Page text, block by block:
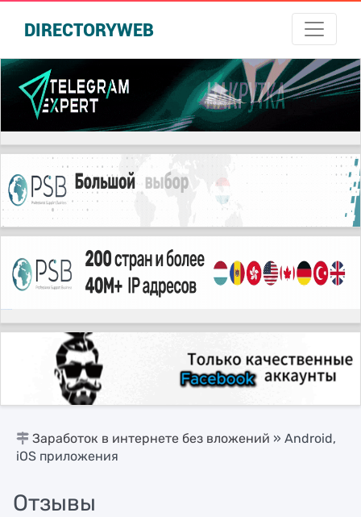
DIRECTORYWEB
Заработок в интернете без вложений » Android,
iOS приложения
Отзывы